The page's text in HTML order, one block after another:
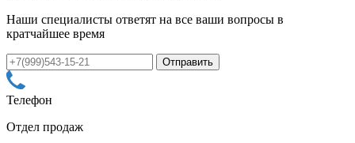
Наши специалисты ответят на все ваши вопросы в
кратчайшее время
Телефон
Отдел продаж